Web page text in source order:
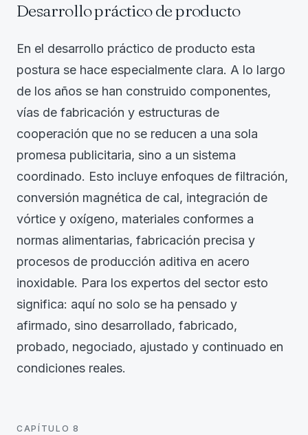
Desarrollo práctico de producto
En el desarrollo práctico de producto esta
postura se hace especialmente clara. A lo largo
de los años se han construido componentes,
vías de fabricación y estructuras de
cooperación que no se reducen a una sola
promesa publicitaria, sino a un sistema
coordinado. Esto incluye enfoques de filtración,
conversión magnética de cal, integración de
vórtice y oxígeno, materiales conformes a
normas alimentarias, fabricación precisa y
procesos de producción aditiva en acero
inoxidable. Para los expertos del sector esto
significa: aquí no solo se ha pensado y
afirmado, sino desarrollado, fabricado,
probado, negociado, ajustado y continuado en
condiciones reales.
CAPÍTULO 8